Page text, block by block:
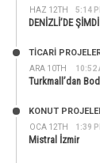
HAZ 12TH 5:14
DENİZLİ’DE
ARA 10TH 10:52
TİCARİ
Turkmall’dan
OCA 12TH 1:39
KONUT
Mistral İzmir